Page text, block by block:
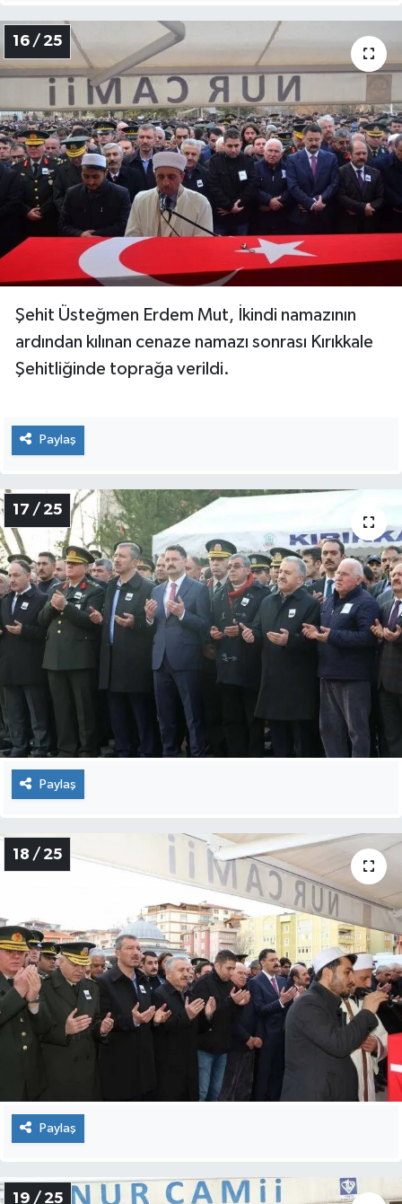
Şehit Pilot Üsteğmen Mut’un cenaze namazına
Çankırı'dan da katılım oldu. Başta Çankırı Valisi
Hamdi Bilge Aktaş olmak üzere Çankırı
protokolü, Çankırı Belediye Başkanı İrfan Dinç,
Korgun Belediye Bakanı Halil Öz Çankırı Şehit ve
Gazi Aileleri Yardımlaşma ve Dayanışma Derneği
Başkanı Yüksel Teke ve yönetim kurulu üyeleri ile
çok sayıda Çankırılı da katıldı. Cenaze töreninde
on binlerce vatandaş da hazır bulundu.
Paylaş
Şehit Üsteğmen Erdem Mut, İkindi namazının
ardından kılınan cenaze namazı sonrası Kırıkkale
Şehitliğinde toprağa verildi.